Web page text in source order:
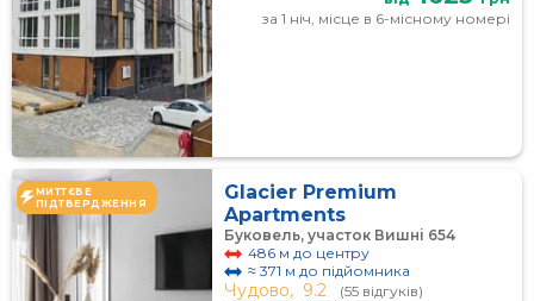
за 1 ніч, місце в 6-місному номері
МИТТЄВЕ
ПІДТВЕРДЖЕННЯ
Glacier Premium
Apartments
Буковель, участок Вишні 654
486 м до центру
≈ 371 м до підйомника
Чудово, 9.2 (55 відгуків)